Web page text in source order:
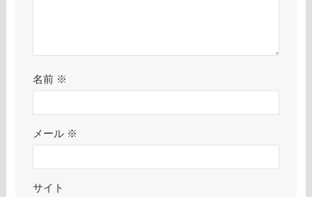
名前 ※
メール ※
サイト